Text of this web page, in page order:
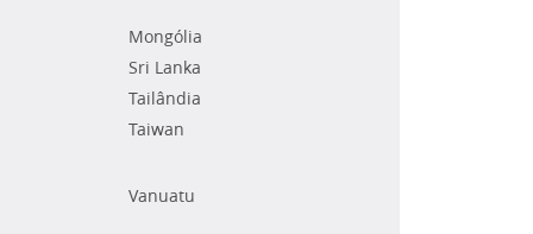
Mongólia
Sri Lanka
Tailândia
Taiwan
Vanuatu